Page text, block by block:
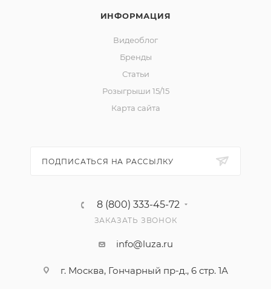
ИНФОРМАЦИЯ
Видеоблог
Бренды
Статьи
Розыгрыши 15/15
Карта сайта
ПОДПИСАТЬСЯ НА РАССЫЛКУ
8 (800) 333-45-72
ЗАКАЗАТЬ ЗВОНОК
info@luza.ru
г. Москва, Гончарный пр-д., 6 стр. 1А